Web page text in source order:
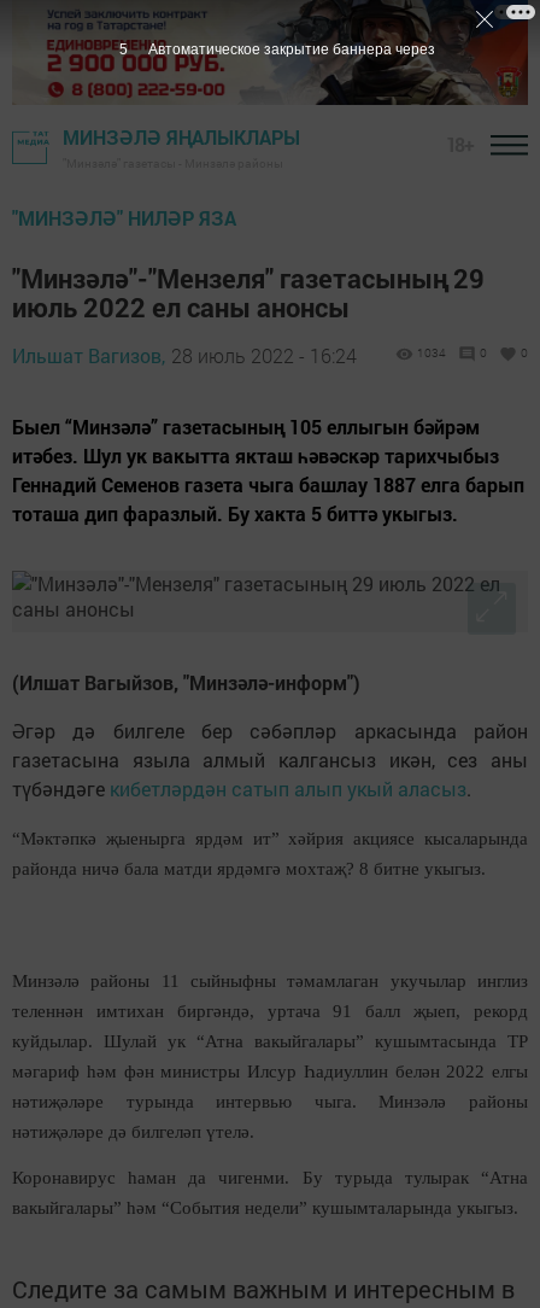
МИНЗӘЛӘ ЯҢАЛЫКЛАРЫ
"МИНЗӘЛӘ" НИЛӘР ЯЗА
"Минзәлә"-"Мензеля" газетасының 29
июль 2022 ел саны анонсы
Ильшат Вагизов, 28 июль 2022 - 16:24 1034 0 0
Быел “Минзәлә” газетасының 105 еллыгын бәйрәм
итәбез. Шул ук вакытта якташ һәвәскәр тарихчыбыз
Геннадий Семенов газета чыга башлау 1887 елга барып
тоташа дип фаразлый. Бу хакта 5 биттә укыгыз.
(Илшат Вагыйзов, "Минзәлә-информ")
Әгәр дә билгеле бер сәбәпләр аркасында район
газетасына языла алмый калгансыз икән, сез аны
түбәндәге кибетләрдән сатып алып укый аласыз.
“Мәктәпкә җыенырга ярдәм ит” хәйрия акциясе кысаларында
районда ничә бала матди ярдәмгә мохтаҗ? 8 битне укыгыз.
Минзәлә районы 11 сыйныфны тәмамлаган укучылар инглиз
теленнән имтихан биргәндә, уртача 91 балл җыеп, рекорд
куйдылар. Шулай ук “Атна вакыйгалары” кушымтасында ТР
мәгариф һәм фән министры Илсур Һадиуллин белән 2022 елгы
нәтиҗәләре турында интервью чыга. Минзәлә районы
нәтиҗәләре дә билгеләп үтелә.
Коронавирус һаман да чигенми. Бу турыда тулырак “Атна
вакыйгалары” һәм “События недели” кушымталарында укыгыз.
Следите за самым важным и интересным в
5 Автоматическое закрытие баннера через